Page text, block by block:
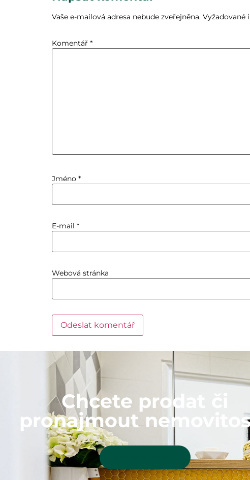
Vaše e-mailová adresa nebude zveřejněna. Vyžadované
Komentář *
Jméno *
E-mail *
Webová stránka
Chcete prodat či
pronajmout